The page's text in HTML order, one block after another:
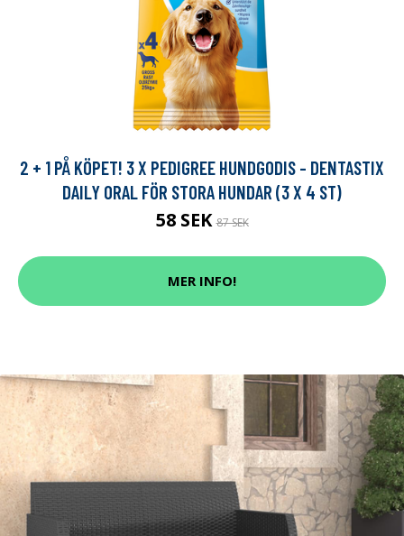
2 + 1 PÅ KÖPET! 3 X PEDIGREE HUNDGODIS - DENTASTIX
DAILY ORAL FÖR STORA HUNDAR (3 X 4 ST)
58 SEK87 SEK
MER INFO!